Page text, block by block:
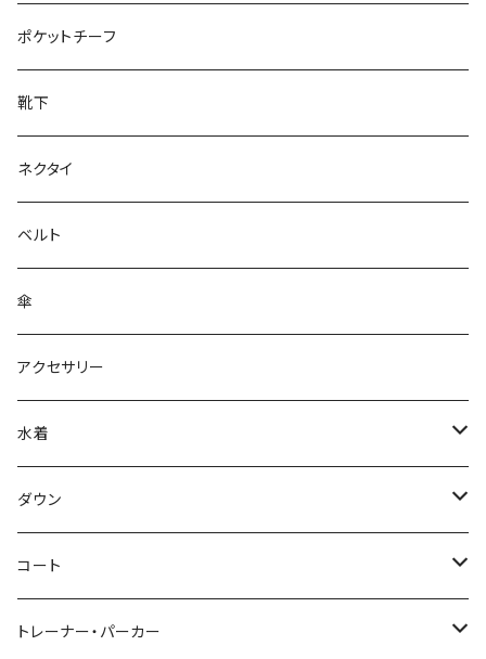
28cm～
ポケットチーフ
靴下
ネクタイ
ベルト
傘
アクセサリー
水着
～44/S
46/M
48/L
ダウン
～44/S
46/M
コート
～44/S
トレーナー・パーカー